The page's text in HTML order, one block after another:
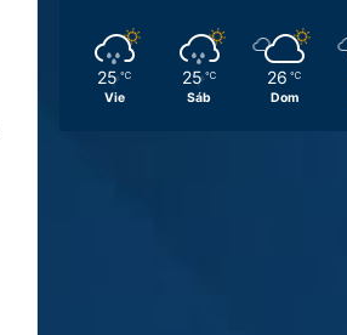
25 ℃
Vie
25 ℃
Sáb
26 ℃
Dom